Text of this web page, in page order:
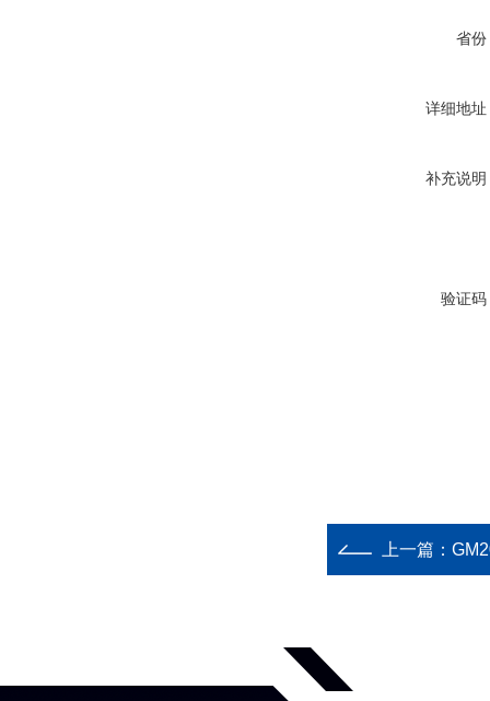
省份
详细地址
补充说明
验证码
上一篇：